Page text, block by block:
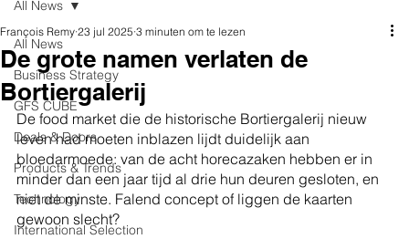
All News
Business Strategy
GFS CUBE
Deals & Doors
Products & Trends
Technology
International Selection
All News
De grote namen verlaten de
Bortiergalerij
François Remy 23 jul 2025 3 minuten om te lezen
De food market die de historische Bortiergalerij nieuw
leven had moeten inblazen lijdt duidelijk aan
bloedarmoede: van de acht horecazaken hebben er in
minder dan een jaar tijd al drie hun deuren gesloten, en
niet de minste. Falend concept of liggen de kaarten
gewoon slecht?